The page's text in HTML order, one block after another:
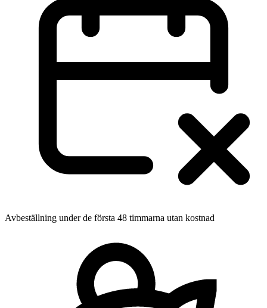
Avbeställning under de första 48 timmarna utan kostnad